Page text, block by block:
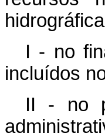
I - no
incluídos
II - no